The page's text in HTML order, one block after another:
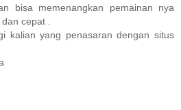
bisa memenangkan pemainan nya
cepat .
kalian yang penasaran dengan situs